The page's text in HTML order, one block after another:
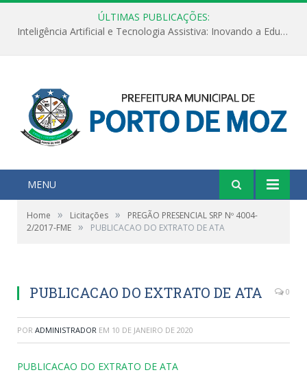
ÚLTIMAS PUBLICAÇÕES:
Inteligência Artificial e Tecnologia Assistiva: Inovando a Educação Especial e Inclusiva
MENU
Home » Licitações »
PREGÃO PRESENCIAL SRP Nº 4004-
2/2017-FME » PUBLICACAO DO EXTRATO DE ATA
PUBLICACAO DO EXTRATO DE ATA 0
POR ADMINISTRADOR EM 10 DE JANEIRO DE 2020
PUBLICACAO DO EXTRATO DE ATA